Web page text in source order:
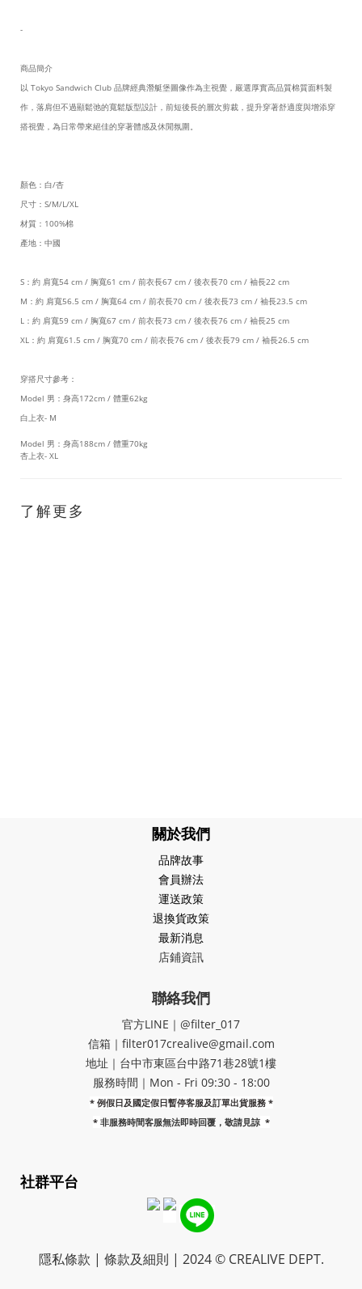
-
商品簡介
以 Tokyo Sandwich Club 品牌經典潛艇堡圖像作為主視覺，嚴選厚實高品質棉質面料製
作，落肩但不過顯鬆弛的寬鬆版型設計，前短後長的層次剪裁，提升穿著舒適度與增添穿
搭視覺，為日常帶來絕佳的穿著體感及休閒氛圍。
顏色：白/杏
尺寸：S/M/L/XL
材質：100%棉
產地：中國
S：約 肩寬54 cm / 胸寬61 cm / 前衣長67 cm / 後衣長70 cm / 袖長22 cm
M：約 肩寬56.5 cm / 胸寬64 cm / 前衣長70 cm / 後衣長73 cm / 袖長23.5 cm
L：約 肩寬59 cm / 胸寬67 cm / 前衣長73 cm / 後衣長76 cm / 袖長25 cm
XL：約 肩寬61.5 cm / 胸寬70 cm / 前衣長76 cm / 後衣長79 cm / 袖長26.5 cm
穿搭尺寸參考：
Model 男：身高172cm / 體重62kg
白上衣- M
Model 男：身高188cm / 體重70kg
杏上衣- XL
了解更多
關於我們
品牌故事
會員辦法
運送政策
退換貨政策
最新消息
店鋪資訊
聯絡我們
官方LINE｜@filter_017
信箱｜filter017crealive@gmail.com
地址｜​台中市東區台中路71巷28號1樓
服務時間｜Mon - Fri 09:30 - 18:00
* 例假日及國定假日暫停客服及訂單出貨服務 *
* 非服務時間客服無法即時回覆，敬請見諒 *
社群平台
隱私條款 | 條款及細則 | 2024 © CREALIVE DEPT.